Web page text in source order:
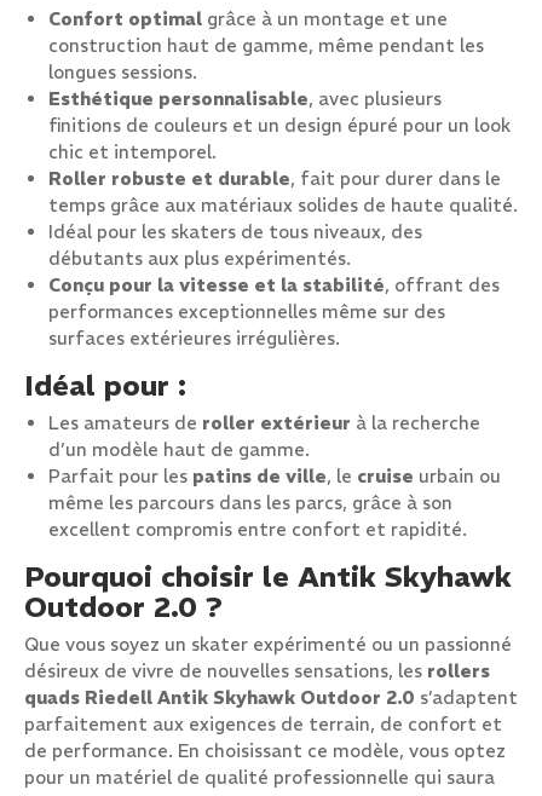
Confort optimal grâce à un montage et une
construction haut de gamme, même pendant les
longues sessions.
Esthétique personnalisable, avec plusieurs
finitions de couleurs et un design épuré pour un look
chic et intemporel.
Roller robuste et durable, fait pour durer dans le
temps grâce aux matériaux solides de haute qualité.
Idéal pour les skaters de tous niveaux, des
débutants aux plus expérimentés.
Conçu pour la vitesse et la stabilité, offrant des
performances exceptionnelles même sur des
surfaces extérieures irrégulières.
Idéal pour :
Les amateurs de roller extérieur à la recherche
d’un modèle haut de gamme.
Parfait pour les patins de ville, le cruise urbain ou
même les parcours dans les parcs, grâce à son
excellent compromis entre confort et rapidité.
Pourquoi choisir le Antik Skyhawk
Outdoor 2.0 ?
Que vous soyez un skater expérimenté ou un passionné
désireux de vivre de nouvelles sensations, les rollers
quads Riedell Antik Skyhawk Outdoor 2.0 s’adaptent
parfaitement aux exigences de terrain, de confort et
de performance. En choisissant ce modèle, vous optez
pour un matériel de qualité professionnelle qui saura